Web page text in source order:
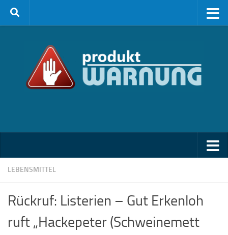
Zum Inhalt springen
LEBENSMITTEL
Rückruf: Listerien – Gut Erkenloh
ruft „Hackepeter (Schweinemett